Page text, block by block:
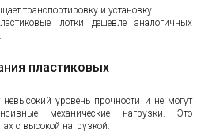
транспортировку и установку.
лотки дешевле аналогичных
пластиковых
уровень прочности и не могут
механические нагрузки. Это
с высокой нагрузкой.